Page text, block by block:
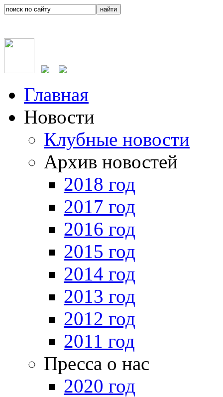
Главная
Новости
Клубные новости
Архив новостей
2018 год
2017 год
2016 год
2015 год
2014 год
2013 год
2012 год
2011 год
Пресса о нас
2020 год